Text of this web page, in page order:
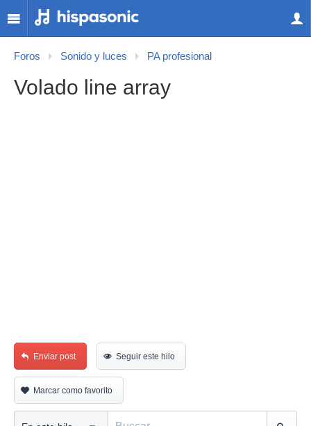
Foros Sonido y luces PA profesional
Volado line array
Enviar post Seguir este hilo
Marcar como favorito